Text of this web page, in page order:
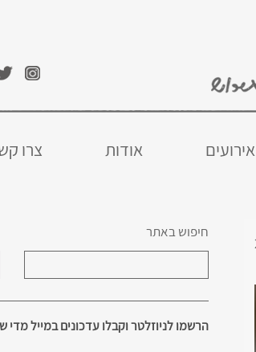
אירועים אודות צרו
חיפוש באתר
הרשמו לניוזלטר וקבלו עדכונים במייל מדי